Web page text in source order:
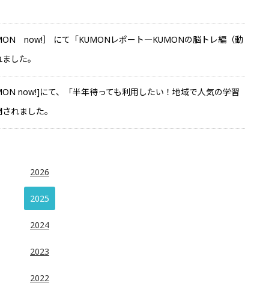
now!］ にて「KUMONレポート―KUMONの脳トレ編（動
した。
now!]にて、「半年待っても利用したい！地域で人気の学習
れました。
2026
2025
2024
2023
2022